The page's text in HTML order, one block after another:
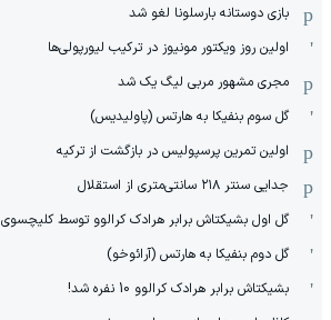
بازی دوستانه بارسلونا لغو شد
اولین روز ویکتور مونیوز در ترکیب لیورپولی‌ها
مجری مشهور مربی لیگ یک شد
گل سوم بنفیکا به هارتس (پاولیدیس)
اولین تمرین پرسپولیس در بازگشت از ترکیه
جدایی سنتر ۲۱۸ سانتی‌متری از استقلال
گل اول بشیکتاش برابر هرادک کرالوو توسط کلیچسوی
گل دوم بنفیکا به هارتس (آرائوخو)
بشیکتاش برابر هرادک کرالوو 10 نفره شد!